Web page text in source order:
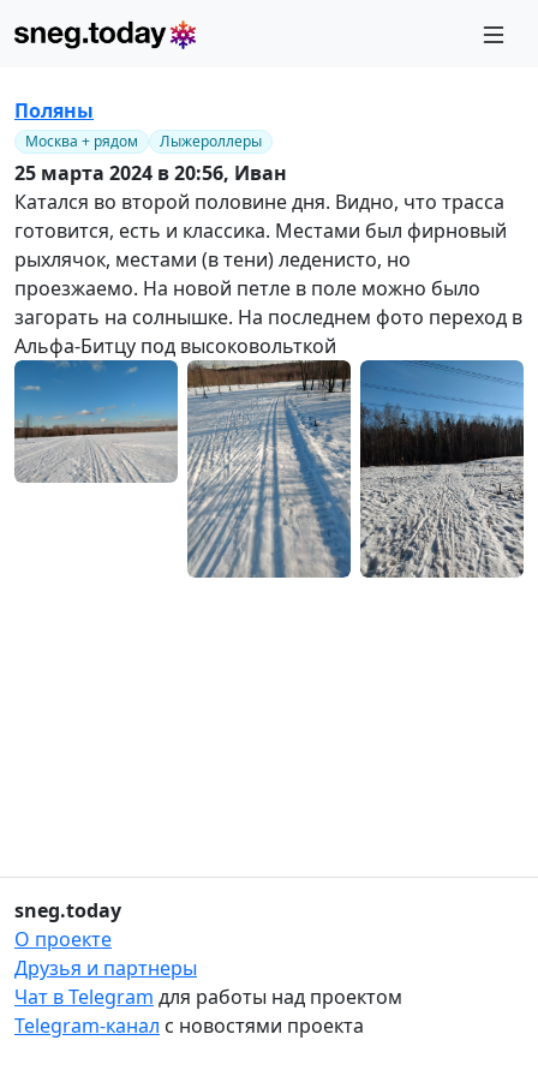
Поляны
Москва + рядом Лыжероллеры
25 марта 2024 в 20:56, Иван
Катался во второй половине дня. Видно, что трасса
готовится, есть и классика. Местами был фирновый
рыхлячок, местами (в тени) леденисто, но
проезжаемо. На новой петле в поле можно было
загорать на солнышке. На последнем фото переход в
Альфа-Битцу под высоковольткой
sneg.today
О проекте
Друзья и партнеры
Чат в Telegram для работы над проектом
Telegram-канал с новостями проекта